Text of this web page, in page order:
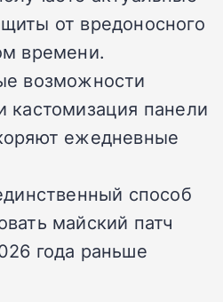
от вредоносного
времени.
возможности
кастомизация панели
ежедневные
способ
майский патч
года раньше